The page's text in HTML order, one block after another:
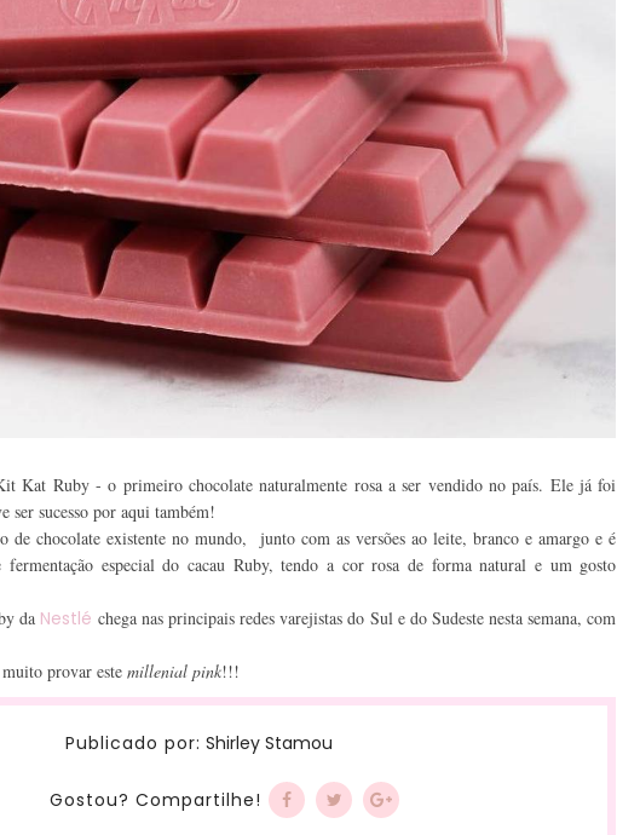
Kat Ruby - o primeiro chocolate naturalmente rosa a ser vendido no país. Ele já foi
ser sucesso por aqui também!
de chocolate existente no mundo, junto com as versões ao leite, branco e amargo e é
especial do cacau Ruby, tendo a cor rosa de forma natural e um gosto
da Nestlé chega nas principais redes varejistas do Sul e do Sudeste nesta semana, com
provar estemillenial pink!!!
Publicado por: Shirley Stamou
Gostou? Compartilhe!